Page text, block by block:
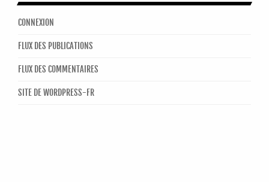
CONNEXION
FLUX DES PUBLICATIONS
FLUX DES COMMENTAIRES
SITE DE WORDPRESS-FR